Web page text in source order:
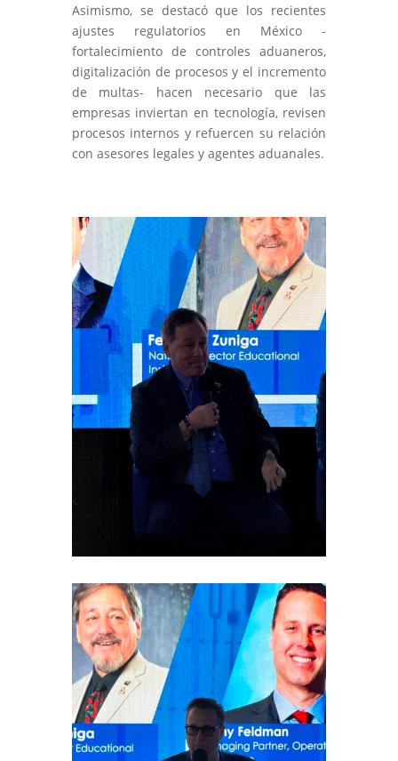
Asimismo, se destacó que los recientes
ajustes regulatorios en México -
fortalecimiento de controles aduaneros,
digitalización de procesos y el incremento
de multas- hacen necesario que las
empresas inviertan en tecnología, revisen
procesos internos y refuercen su relación
con asesores legales y agentes aduanales.